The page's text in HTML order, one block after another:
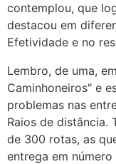
contemplou, que
destacou em
Efetividade e no
Lembro, de uma,
Caminhoneiros" e
problemas nas
Raios de distância.
de 300 rotas, as
entrega em